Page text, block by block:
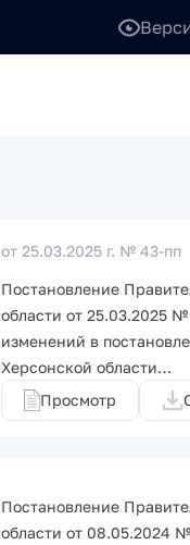
от 25.03.2025 г. № 43-пп
Постановление
области от 25.03.2025
изменений в
Херсонской области…
Просмотр
Постановление
области от 08.05.2024